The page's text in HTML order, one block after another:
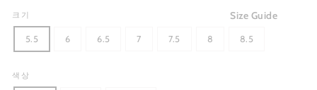
Size Guide
크기
5.5 6 6.5 7 7.5 8 8.5
색상